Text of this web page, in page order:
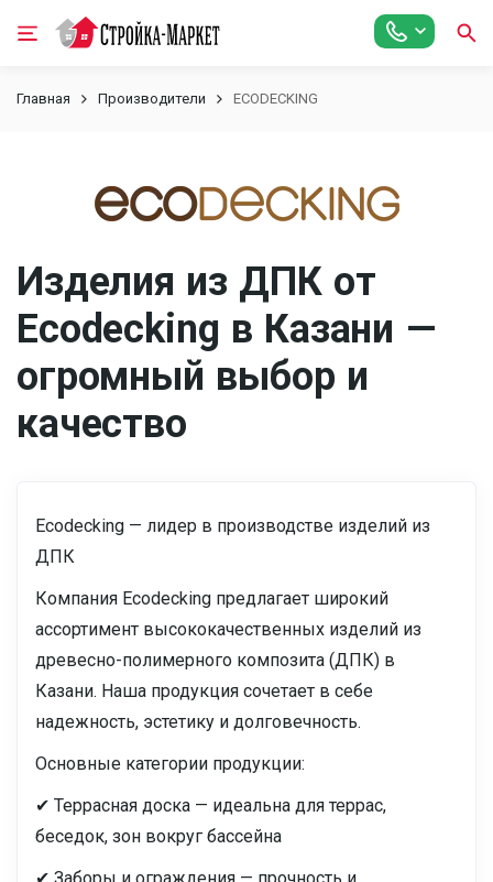
Главная Производители ECODECKING
Изделия из ДПК от
Ecodecking в Казани —
огромный выбор и
качество
Ecodecking — лидер в производстве изделий из
ДПК
Компания Ecodecking предлагает широкий
ассортимент высококачественных изделий из
древесно-полимерного композита (ДПК) в
Казани. Наша продукция сочетает в себе
надежность, эстетику и долговечность.
Основные категории продукции:
✔ Террасная доска — идеальна для террас,
беседок, зон вокруг бассейна